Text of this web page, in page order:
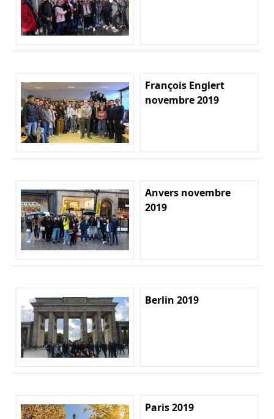
François Englert
novembre 2019
Anvers novembre
2019
Berlin 2019
Paris 2019